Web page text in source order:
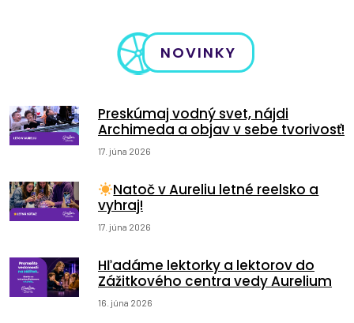
NOVINKY
Preskúmaj vodný svet, nájdi
Archimeda a objav v sebe tvorivosť!
17. júna 2026
Natoč v Aureliu letné reelsko a
vyhraj!
17. júna 2026
Hľadáme lektorky a lektorov do
Zážitkového centra vedy Aurelium
16. júna 2026